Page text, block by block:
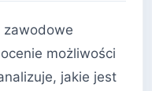
zawodowe
możliwości
jakie jest